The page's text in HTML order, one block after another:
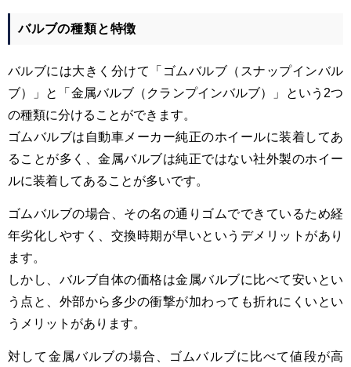
バルブの種類と特徴
バルブには大きく分けて「ゴムバルブ（スナップインバル
ブ）」と「金属バルブ（クランプインバルブ）」という 2つ
の種類に分けることができます。
ゴムバルブは自動車メーカー純正のホイールに装着してあ
ることが多く、金属バルブは純正ではない社外製のホイー
ルに装着してあることが多いです。
ゴムバルブの場合、その名の通りゴムでできているため経
年劣化しやすく、交換時期が早いというデメリットがあり
ます。
しかし、バルブ自体の価格は金属バルブに比べて安いとい
う点と、外部から多少の衝撃が加わっても折れにくいとい
うメリットがあります。
対して金属バルブの場合、ゴムバルブに比べて値段が高